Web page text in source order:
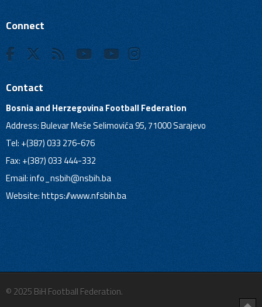
Connect
Contact
Bosnia and Herzegovina Football Federation
Address: Bulevar Meše Selimovića 95, 71000 Sarajevo
Tel: +(387) 033 276-676
Fax: +(387) 033 444-332
Email:info_nsbih@nsbih.ba
Website: https://www.nfsbih.ba
© 2025 BiH Football Federation.